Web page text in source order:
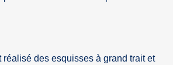
réalisé des esquisses à grand trait et